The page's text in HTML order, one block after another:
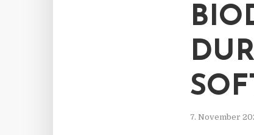
7. November